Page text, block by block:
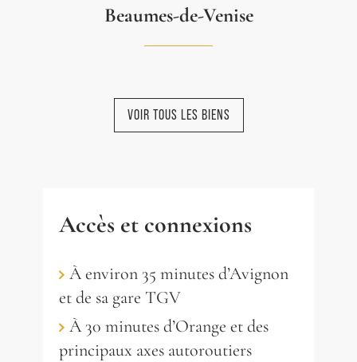
Beaumes-de-Venise
BEAUMES-DE-VENISE
Charmante villa traditionnelle
avec appartements
indépendants à Beaumes-de-
BEAUMES-DE-VENISE
Charmant mas authentique, en
pierre, avec piscine dans la
région des Dentelles de
BEAUMES-DE-VENISE
Propriété de prestige avec
piscine région Dentelles de
Montmirail - Comtat
VOIR TOUS LES BIENS
Accès et connexions
À environ 35 minutes d’Avignon
et de sa gare TGV
À 30 minutes d’Orange et des
principaux axes autoroutiers